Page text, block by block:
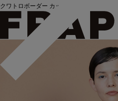
クワトロボーダー カットソー